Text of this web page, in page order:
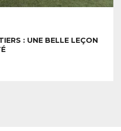
: UNE BELLE LEÇON